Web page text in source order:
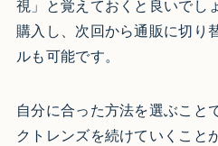
視」と覚えておくと良いでし
購入し、次回から通販に切り
ルも可能です。
自分に合った方法を選ぶこと
クトレンズを続けていくこと